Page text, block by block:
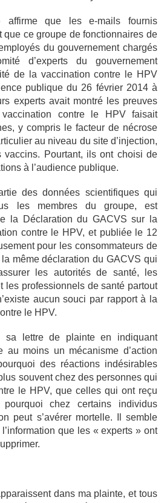
affirme que les e-mails fournis
que ce groupe de fonctionnaires de
du gouvernement chargés
d’experts du gouvernement
de la vaccination contre le HPV
publique du 26 février 2014 à
experts avait montré les preuves
contre le HPV faisait
y compris le facteur de nécrose
au niveau du site d’injection,
vaccins. Pourtant, ils ont choisi de
à l’audience publique.
des données scientifiques qui
les membres du groupe, est
la Déclaration du GACVS sur la
contre le HPV, et publiée le 12
pour les consommateurs de
même déclaration du GACVS qui
les autorités de santé, les
les professionnels de santé partout
aucun souci par rapport à la
le HPV.
lettre de plainte en indiquant
au moins un mécanisme d’action
des réactions indésirables
souvent chez des personnes qui
le HPV, que celles qui ont reçu
pourquoi chez certains individus
peut s’avérer mortelle. Il semble
que les « experts » ont
dans ma plainte, et tous